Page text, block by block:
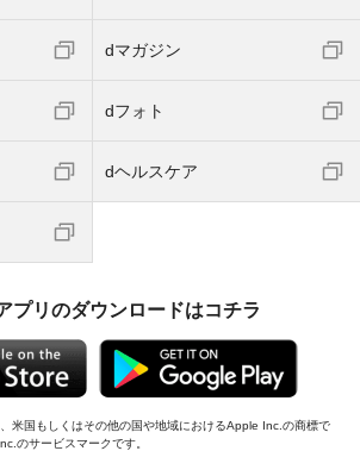
dマガジン
dフォト
dヘルスケア
プリのダウンロードはコチラ
米国もしくはその他の国や地域におけるApple Inc.の商標で
のサービスマークです。